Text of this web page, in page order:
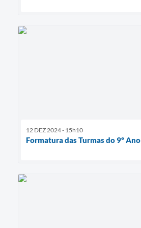
12 DEZ 2024 - 15h10
Formatura das Turmas do 9º Ano